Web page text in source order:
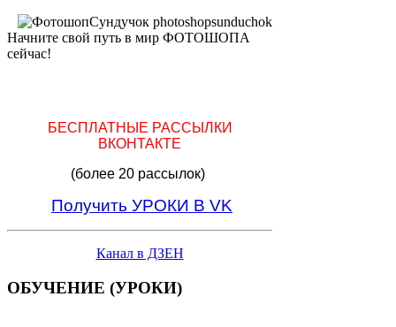
Начните свой путь в мир ФОТОШОПА
сейчас!
БЕСПЛАТНЫЕ РАССЫЛКИ
ВКОНТАКТЕ
(более 20 рассылок)
Получить УРОКИ В VK
Канал в ДЗЕН
ОБУЧЕНИЕ (УРОКИ)